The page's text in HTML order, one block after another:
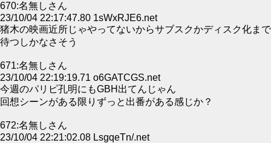
670:名無しさん
23/10/04 22:17:47.80 1sWxRJE6.net
猪木の映画近所じゃやってないからサブスクかディスク化まで
待つしかなさそう
671:名無しさん
23/10/04 22:19:19.71 o6GATCGS.net
今週のパリピ孔明にもGBH出てんじゃん
回想シーンがある限りずっと出番がある感じか？
672:名無しさん
23/10/04 22:21:02.08 LsgqeTn/.net